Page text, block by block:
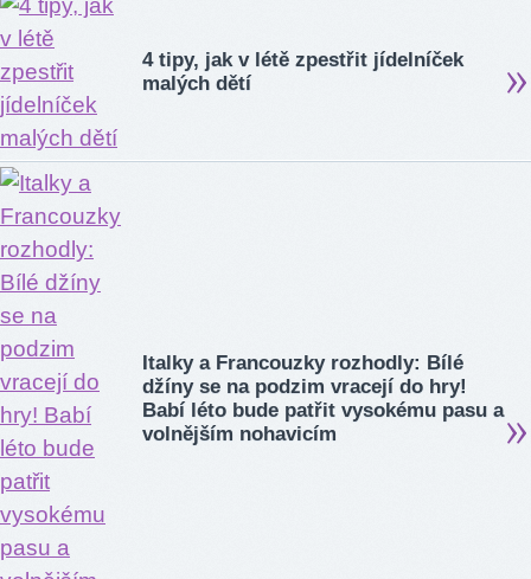
4 tipy, jak v létě zpestřit jídelníček
malých dětí
Italky a Francouzky rozhodly: Bílé
džíny se na podzim vracejí do hry!
Babí léto bude patřit vysokému pasu a
volnějším nohavicím